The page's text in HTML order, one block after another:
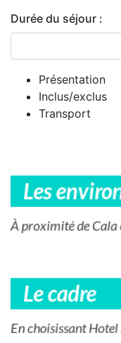
Durée du séjour :
Présentation
Inclus/exclus
Transport